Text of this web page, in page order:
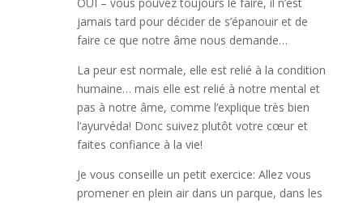
jamais tard pour décider de s’épanouir et de
faire ce que notre âme nous demande…
La peur est normale, elle est relié à la condition
humaine… mais elle est relié à notre mental et
pas à notre âme, comme l’explique très bien
l’ayurvéda! Donc suivez plutôt votre cœur et
faites confiance à la vie!
Je vous conseille un petit exercice: Allez vous
promener en plein air dans un parque, dans les